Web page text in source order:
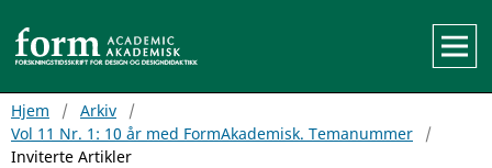
Hjem / Arkiv
/
Vol 11 Nr. 1: 10 år med FormAkademisk. Temanummer
/
Inviterte Artikler